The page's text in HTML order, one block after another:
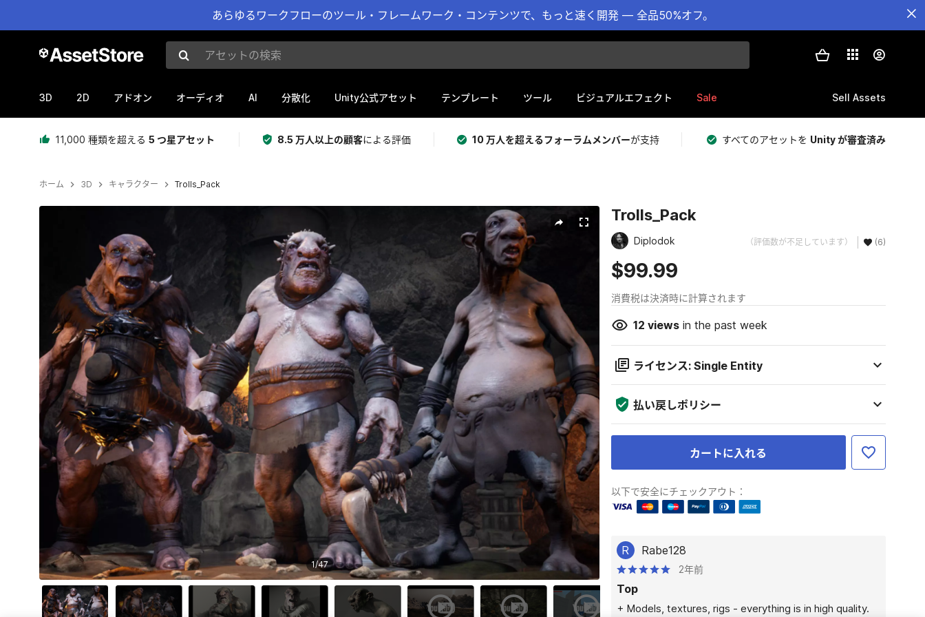
あらゆるワークフローのツール・フレームワーク・コンテンツで、もっと速く開発 — 全品50%オフ。
アセットの検索
3D 2D アドオン オーディオ AI 分散化 Unity公式アセット テンプレート ツール ビジュアルエフェクト Sale Sell Assets
11,000 種類を超える 5 つ星アセット 8.5 万人以上の顧客による評価 10 万人を超えるフォーラムメンバーが支持 すべてのアセットを Unity が審査済み
ホーム 3D キャラクター Trolls_Pack
1/47
Trolls_Pack
Diplodok （評価数が不足しています） (6)
$99.99
消費税は決済時に計算されます
12 viewsin the past week
ライセンス: Single Entity
払い戻しポリシー
カートに入れる
以下で安全にチェックアウト：
R Rabe128
2年前
Top
+ Models, textures, rigs - everything is in high quality.